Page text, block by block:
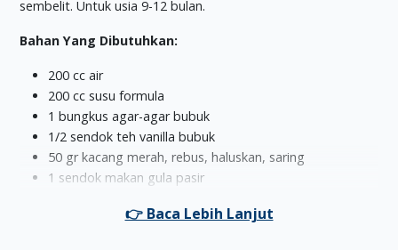
sembelit. Untuk usia 9-12 bulan.
Bahan Yang Dibutuhkan:
200 cc air
200 cc susu formula
1 bungkus agar-agar bubuk
1/2 sendok teh vanilla bubuk
50 gr kacang merah, rebus, haluskan, saring
1 sendok makan gula pasir
Cara Pembuatan: